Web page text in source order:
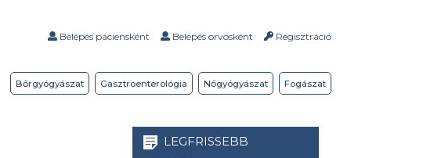
Belépés páciensként Belépés orvosként Regisztráció
Fogászat
Nőgyógyászat
Gasztroenterológia
Bőrgyógyászat
LEGFRISSEBB